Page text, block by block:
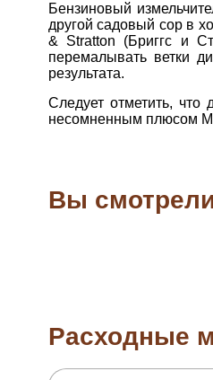
Бензиновый
другой садовый сор в
& Stratton (Бриггс и
перемалывать ветки
результата.
Следует отметить,
несомненным плюсом
Вы
Расходные